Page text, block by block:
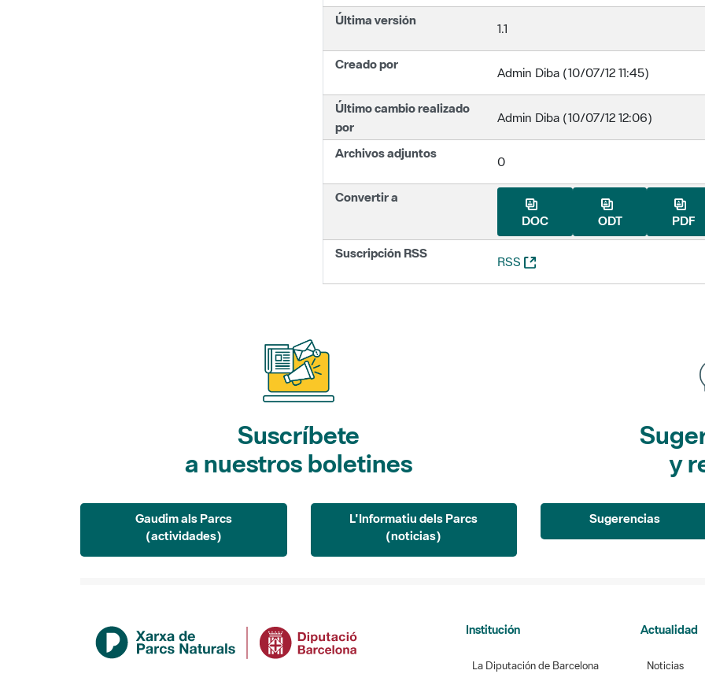
Última versión
1.1
Creado por
Admin Diba (10/07/12 11:45)
Último cambio realizado
por
Admin Diba (10/07/12 12:06)
Archivos adjuntos
0
Convertir a
DOC
ODT PDF
Suscripción RSS
RSS (Abre una nueva ventana)
Suscríbete
a nuestros boletines
Gaudim als Parcs
(actividades)
L'Informatiu dels Parcs
(noticias)
y
Sugerencias
Institución
La Diputación de Barcelona
Actualidad
Noticias